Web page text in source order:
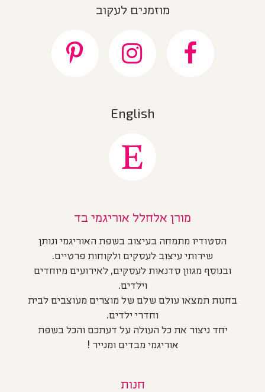
מוזמנים לעקוב
English
מורן אלחלל אוריגמי בד
הסטודיו מתמחה בעיצוב בשפת האוריגמי ונותן
שירותי עיצוב לעסקים ולקוחות פרטיים.
ובנוסף מגוון סדנאות לעסקים, לאירועים מיוחדים
וילדים.
בחנות תמצאו עולם שלם של מוצרים מעוצבים לבית
וחדרי ילדים.
יחד ניצור את כל העולה על דעתכם והכל בשפת
אוריגמי מבדים ומנייר !
חנות